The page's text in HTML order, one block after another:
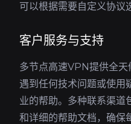
可以根据需要自定义协议
客户服务与支持
多节点高速VPN提供全
遇到任何技术问题或使用
业的帮助。多种联系渠道
和详细的帮助文档，确保